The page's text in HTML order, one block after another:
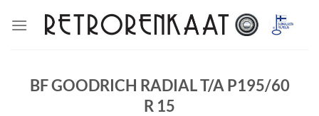
BF GOODRICH RADIAL T/A P195/60
R 15